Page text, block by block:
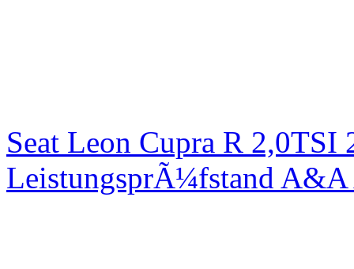
Seat Leon Cupra R
LeistungsprÃ¼fstand